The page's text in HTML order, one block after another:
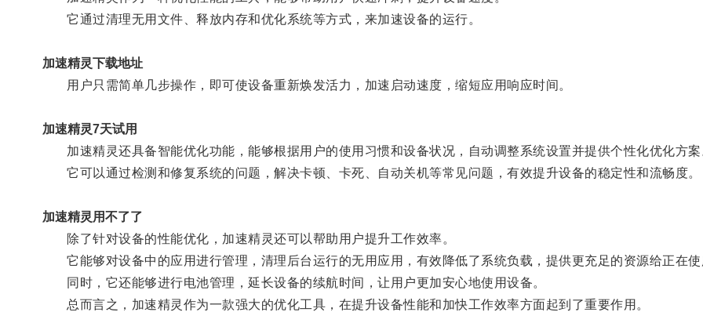
它通过清理无用文件、释放内存和优化系统等方式，来加速设备的运行。
加速精灵下载地址
用户只需简单几步操作，即可使设备重新焕发活力，加速启动速度，缩短应用响应时间。
加速精灵7天试用
加速精灵还具备智能优化功能，能够根据用户的使用习惯和设备状况，自动调整系统设置并提供个性化优化方案
它可以通过检测和修复系统的问题，解决卡顿、卡死、自动关机等常见问题，有效提升设备的稳定性和流畅度。
加速精灵用不了了
除了针对设备的性能优化，加速精灵还可以帮助用户提升工作效率。
它能够对设备中的应用进行管理，清理后台运行的无用应用，有效降低了系统负载，提供更充足的资源给正在使
同时，它还能够进行电池管理，延长设备的续航时间，让用户更加安心地使用设备。
总而言之，加速精灵作为一款强大的优化工具，在提升设备性能和加快工作效率方面起到了重要作用。